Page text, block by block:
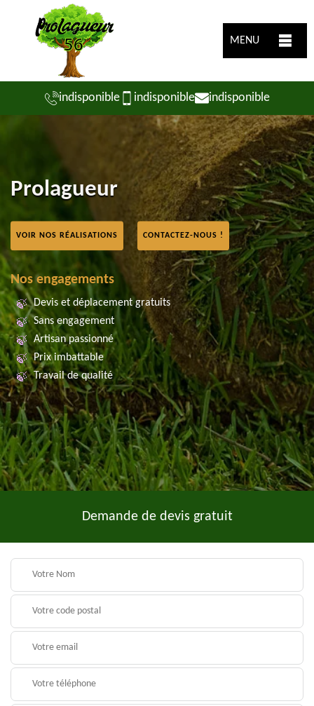
MENU
indisponible indisponible indisponible
Prolagueur
VOIR NOS RÉALISATIONS CONTACTEZ-NOUS !
Nos engagements
Devis et déplacement gratuits
Sans engagement
Artisan passionné
Prix imbattable
Travail de qualité
Demande de devis gratuit